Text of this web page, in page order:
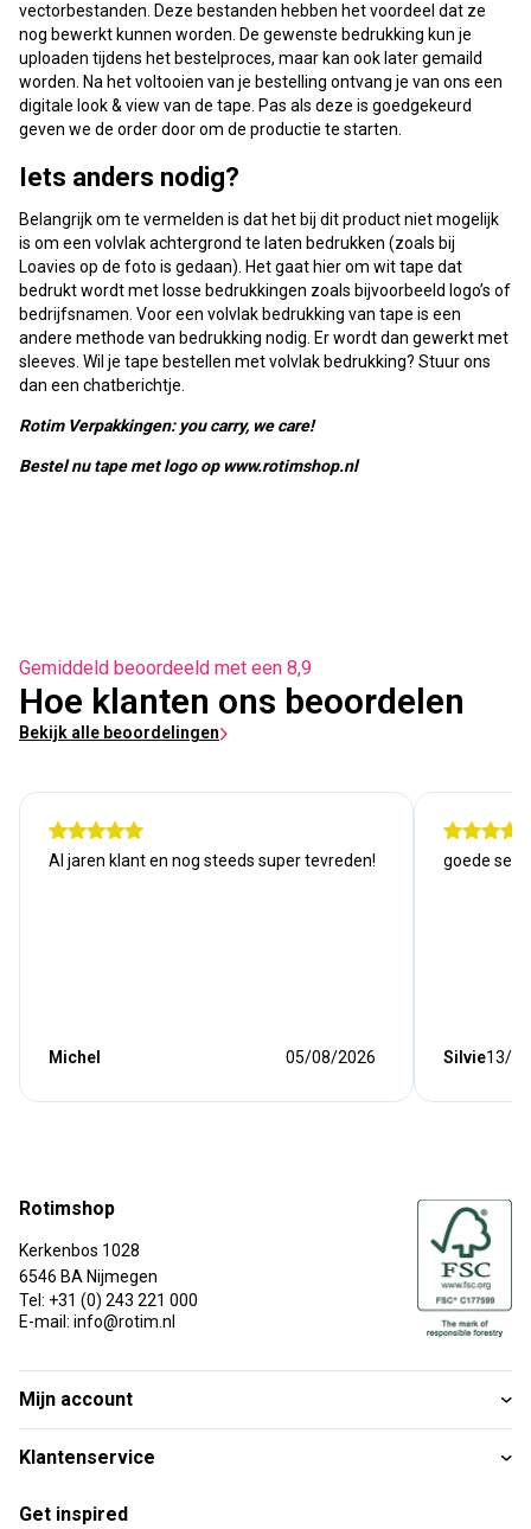
vectorbestanden. Deze bestanden hebben het voordeel dat ze
nog bewerkt kunnen worden. De gewenste bedrukking kun je
uploaden tijdens het bestelproces, maar kan ook later gemaild
worden. Na het voltooien van je bestelling ontvang je van ons een
digitale look & view van de tape. Pas als deze is goedgekeurd
geven we de order door om de productie te starten.
Iets anders nodig?
Belangrijk om te vermelden is dat het bij dit product niet mogelijk
is om een volvlak achtergrond te laten bedrukken (zoals bij
Loavies op de foto is gedaan). Het gaat hier om wit tape dat
bedrukt wordt met losse bedrukkingen zoals bijvoorbeeld logo’s of
bedrijfsnamen. Voor een volvlak bedrukking van tape is een
andere methode van bedrukking nodig. Er wordt dan gewerkt met
sleeves. Wil je tape bestellen met volvlak bedrukking? Stuur ons
dan een chatberichtje.
Rotim Verpakkingen: you carry, we care!
Bestel nu tape met logo op www.rotimshop.nl
Gemiddeld beoordeeld met een 8,9
Hoe klanten ons beoordelen
Bekijk alle beoordelingen
Al jaren klant en nog steeds super tevreden!
Michel 05/08/2026
goede
Silvie13/
Rotimshop
Kerkenbos 1028
6546 BA Nijmegen
Tel: +31 (0) 243 221 000
E-mail: info@rotim.nl
Mijn account
Klantenservice
Get inspired